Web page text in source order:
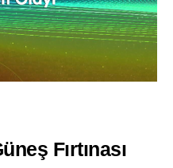
Fırtınası